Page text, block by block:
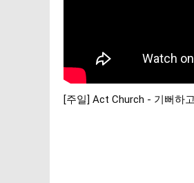
[주일] Act Church - 기뻐하